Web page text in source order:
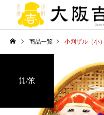
商品一覧 小判ザル（小）
箕/笊